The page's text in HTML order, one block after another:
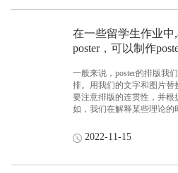
在一些留学生作业中
poster，可以制作
一般来说，poster的排版我
排。用我们的文字和图片
要注意排版的连贯性，并根
如，我们在解释某些理论的
一些小元素增强图文的连贯
的基本需求。
2022-11-15